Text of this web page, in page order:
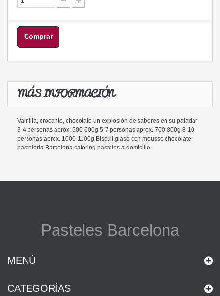
Comprar
MÁS INFORMACIÓN
Vainilla, crocante, chocolate un explosión de sabores en su paladar
3-4 personas aprox. 500-600g 5-7 personas aprox. 700-800g 8-10
personas aprox. 1000-1100g Biscuit glasé con mousse chocolate
pastelería Barcelona catering pasteles a domicilio
Pasteles Barcelona
MENÚ
CATEGORÍAS